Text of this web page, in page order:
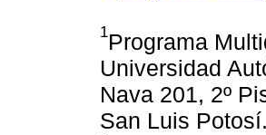
1Programa
Universidad
Nava 201, 2º
San Luis